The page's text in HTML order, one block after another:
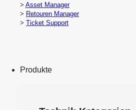
> Asset Manager
> Retouren Manager
> Ticket Support
Produkte